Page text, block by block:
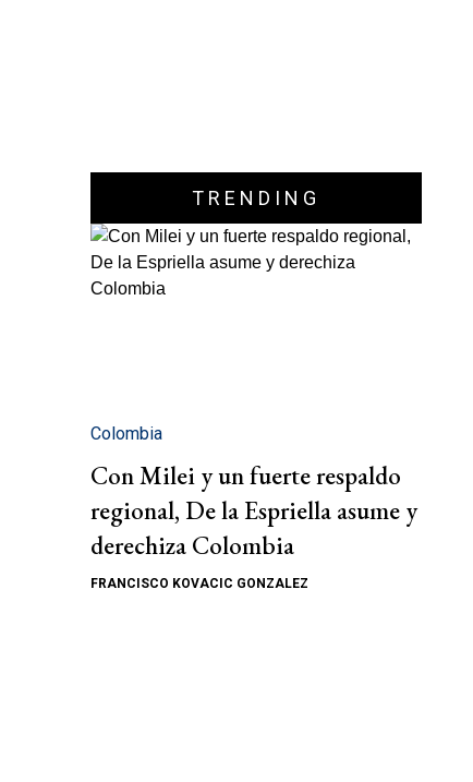
TRENDING
Colombia
Con Milei y un fuerte respaldo
regional, De la Espriella asume y
derechiza Colombia
FRANCISCO KOVACIC GONZALEZ